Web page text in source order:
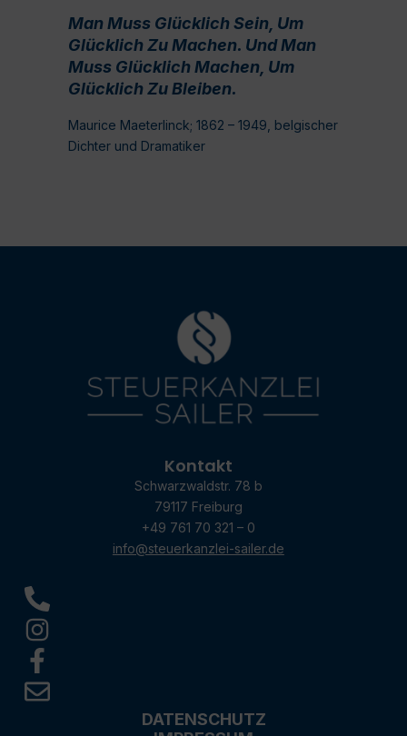
Man Muss Glücklich Sein, Um
Glücklich Zu Machen. Und Man
Muss Glücklich Machen, Um
Glücklich Zu Bleiben.
Maurice Maeterlinck; 1862 – 1949, belgischer
Dichter und Dramatiker
Kontakt
Schwarzwaldstr. 78 b
79117 Freiburg
+49 761 70 321 – 0
info@steuerkanzlei-sailer.de
DATENSCHUTZ